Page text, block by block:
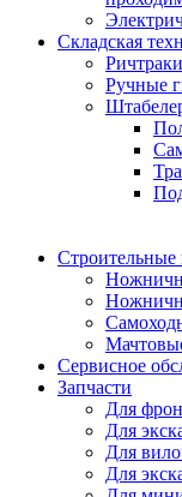
Складская
Ричтраки
Ручные
Сервисное
Запчасти
Для
Для
Для
Для